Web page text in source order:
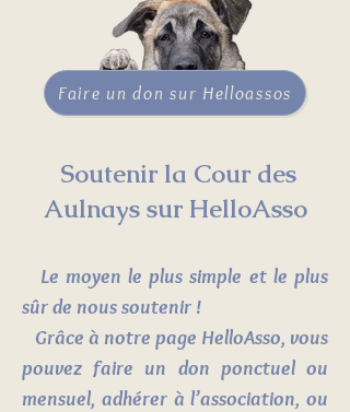
Faire un don sur Helloassos
Soutenir la Cour des
Aulnays sur HelloAsso
Le moyen le plus simple et le plus
sûr de nous soutenir !
Grâce à notre page HelloAsso, vous
pouvez faire un don ponctuel ou
mensuel, adhérer à l’association, ou